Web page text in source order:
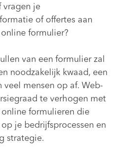
vragen je
of offertes aan
formulier?
van een formulier zal
noodzakelijk kwaad, een
veel mensen op af. Web-
te verhogen met
formulieren die
je bedrijfsprocessen en
strategie.